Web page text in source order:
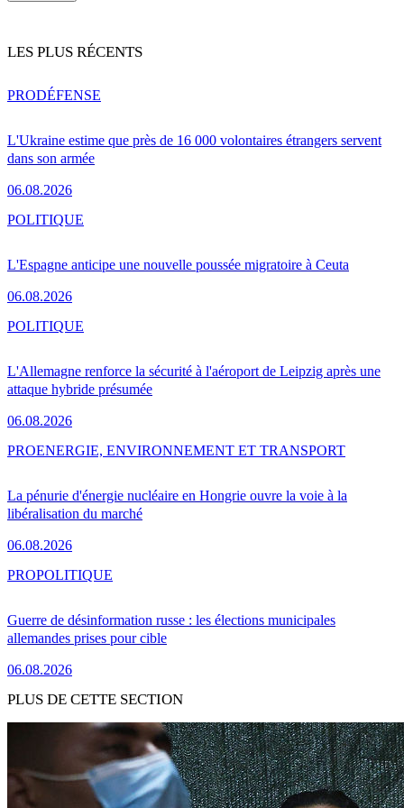
LES PLUS RÉCENTS
L'Ukraine estime que près de 16 000 volontaires étrangers servent
dans son armée
06.08.2026
PRODÉFENSE
L'Espagne anticipe une nouvelle poussée migratoire à Ceuta
06.08.2026
POLITIQUE
L'Allemagne renforce la sécurité à l'aéroport de Leipzig après une
attaque hybride présumée
06.08.2026
POLITIQUE
La pénurie d'énergie nucléaire en Hongrie ouvre la voie à la
libéralisation du marché
06.08.2026
PROENERGIE, ENVIRONNEMENT ET TRANSPORT
Guerre de désinformation russe : les élections municipales
allemandes prises pour cible
06.08.2026
PROPOLITIQUE
PLUS DE CETTE SECTION